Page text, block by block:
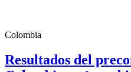
Colombia
Resultados del